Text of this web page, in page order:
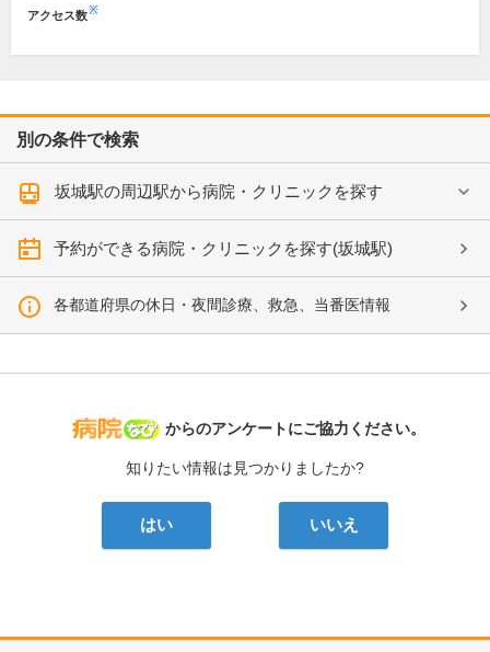
アクセス数※
別の条件で検索
坂城駅の周辺駅から病院・クリニックを探す
予約ができる病院・クリニックを探す(坂城駅)
各都道府県の休日・夜間診療、救急、当番医情報
病院なび
からのアンケートにご協力ください。
知りたい情報は見つかりましたか?
はい いいえ